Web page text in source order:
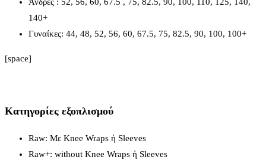
Άνδρες : 52, 56, 60, 67.5 , 75, 82.5, 90, 100, 110, 125, 140,
140+
Γυναίκες: 44, 48, 52, 56, 60, 67.5, 75, 82.5, 90, 100, 100+
[space]
Κατηγορίες εξοπλισμού
Raw: Με Knee Wraps ή Sleeves
Raw+: without Knee Wraps ή Sleeves